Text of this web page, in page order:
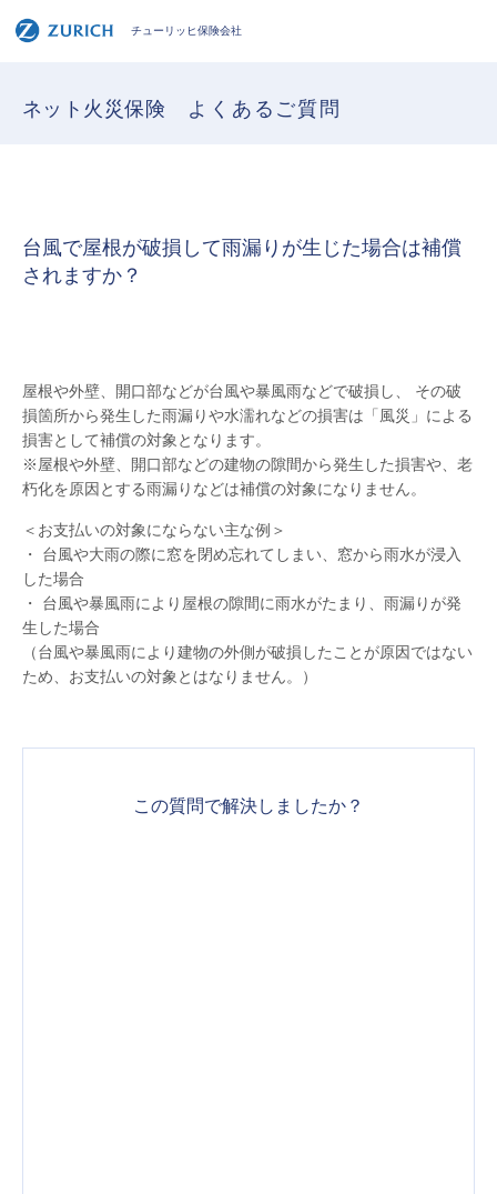
チューリッヒ保険会社
ネット火災保険 よくあるご質問
台風で屋根が破損して雨漏りが生じた場合は補償
されますか？
屋根や外壁、開口部などが台風や暴風雨などで破損し、 その破
損箇所から発生した雨漏りや水濡れなどの損害は「風災」による
損害として補償の対象となります。
※屋根や外壁、開口部などの建物の隙間から発生した損害や、老
朽化を原因とする雨漏りなどは補償の対象になりません。
＜お支払いの対象にならない主な例＞
・ 台風や大雨の際に窓を閉め忘れてしまい、窓から雨水が浸入
した場合
・ 台風や暴風雨により屋根の隙間に雨水がたまり、雨漏りが発
生した場合
（台風や暴風雨により建物の外側が破損したことが原因ではない
ため、お支払いの対象とはなりません。）
この質問で解決しましたか？